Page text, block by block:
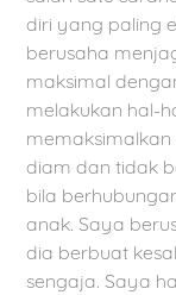
diri yang paling
berusaha
maksimal
melakukan hal-
diam dan tidak
bila
anak. Saya
dia berbuat
sengaja. Saya